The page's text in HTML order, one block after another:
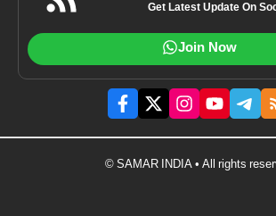
Get Latest Update On
Join Now
© SAMAR INDIA • All rights